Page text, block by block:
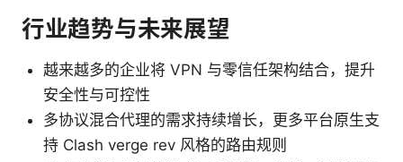
行业趋势与未来展望
越来越多的企业将 VPN 与零信任架构结合，提升
安全性与可控性
多协议混合代理的需求持续增长，更多平台原生支
持 Clash verge rev 风格的路由规则